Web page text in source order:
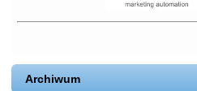
Archiwum